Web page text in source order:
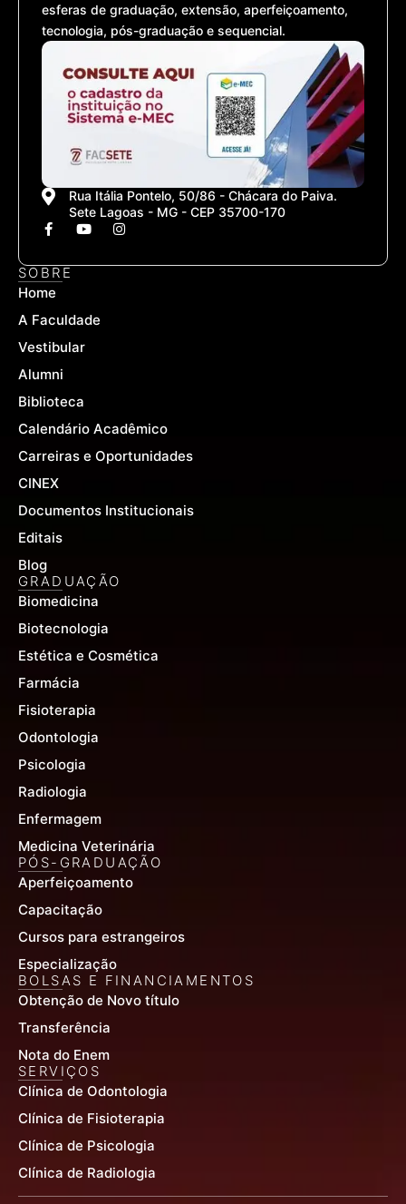
esferas de graduação, extensão, aperfeiçoamento,
tecnologia, pós-graduação e sequencial.
Rua Itália Pontelo, 50/86 - Chácara do Paiva.
Sete Lagoas - MG - CEP 35700-170
F
a
e
b
o
k
f
Y
t
I
n
t
SOBRE
Home
A Faculdade
Vestibular
Alumni
Biblioteca
Calendário Acadêmico
Carreiras e Oportunidades
CINEX
Documentos Institucionais
Editais
Blog
GRADUAÇÃO
Biomedicina
Biotecnologia
Estética e Cosmética
Farmácia
Fisioterapia
Odontologia
Psicologia
Radiologia
Enfermagem
Medicina Veterinária
PÓS-GRADUAÇÃO
Aperfeiçoamento
Capacitação
Cursos para estrangeiros
Especialização
BOLSAS E FINANCIAMENTOS
Obtenção de Novo título
Transferência
Nota do Enem
SERVIÇOS
Clínica de Odontologia
Clínica de Fisioterapia
Clínica de Psicologia
Clínica de Radiologia